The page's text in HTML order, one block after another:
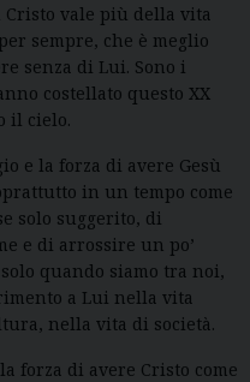
Cristo vale più della vita
sempre, che è meglio
senza di Lui. Sono i
costellato questo XX
il cielo.
e la forza di avere Gesù
in un tempo come
solo suggerito, di
e di arrossire un po’
quando siamo tra noi,
a Lui nella vita
nella vita di società.
forza di avere Cristo come